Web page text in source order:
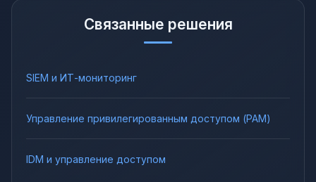
Связанные решения
SIEM и ИТ-мониторинг
Управление привилегированным доступом (PAM)
IDM и управление доступом